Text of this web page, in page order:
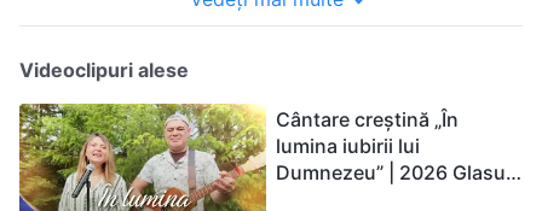
Videoclipuri alese
Cântare creștină „În
lumina iubirii lui
Dumnezeu” | 2026 Glasuri